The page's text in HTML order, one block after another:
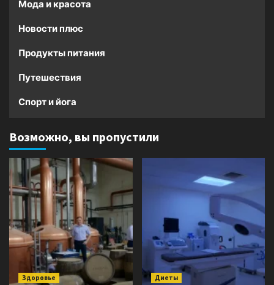
Мода и красота
Новости плюс
Продукты питания
Путешествия
Спорт и йога
Возможно, вы пропустили
Здоровье Диеты